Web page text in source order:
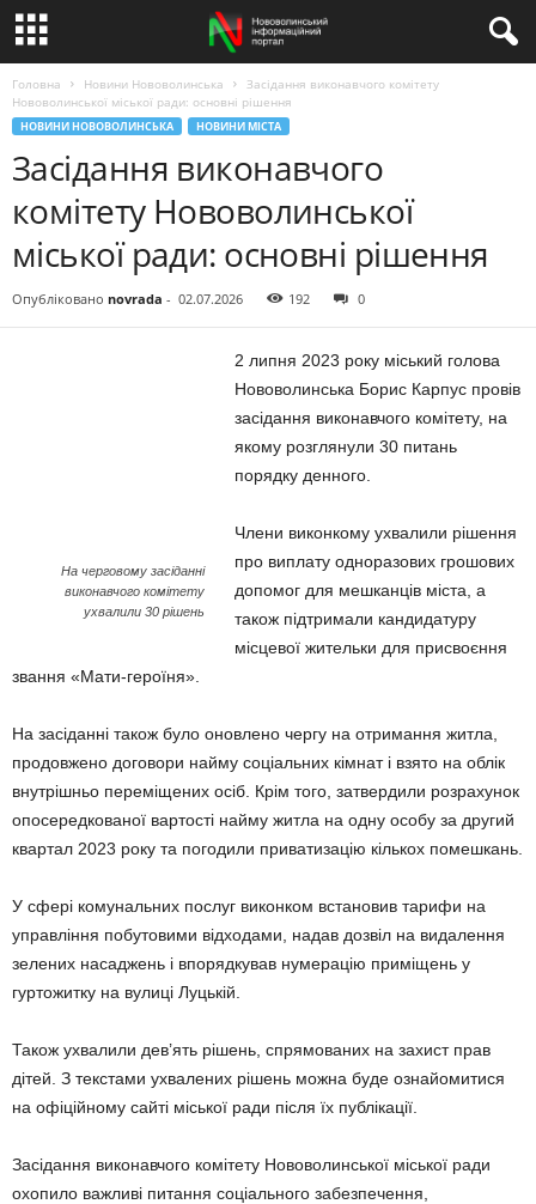
Головна Новини Нововолинська
Засідання виконавчого комітету
Нововолинської міської ради: основні рішення
НОВИНИ НОВОВОЛИНСЬКА НОВИНИ МІСТА
Засідання виконавчого
комітету Нововолинської
міської ради: основні рішення
Опубліковано novrada - 02.07.2026 192 0
На черговому засіданні
виконавчого комітету
ухвалили 30 рішень
2 липня 2023 року міський голова
Нововолинська Борис Карпус провів
засідання виконавчого комітету, на
якому розглянули 30 питань
порядку денного.
Члени виконкому ухвалили рішення
про виплату одноразових грошових
допомог для мешканців міста, а
також підтримали кандидатуру
місцевої жительки для присвоєння
звання «Мати-героїня».
На засіданні також було оновлено чергу на отримання житла,
продовжено договори найму соціальних кімнат і взято на облік
внутрішньо переміщених осіб. Крім того, затвердили розрахунок
опосередкованої вартості найму житла на одну особу за другий
квартал 2023 року та погодили приватизацію кількох помешкань.
У сфері комунальних послуг виконком встановив тарифи на
управління побутовими відходами, надав дозвіл на видалення
зелених насаджень і впорядкував нумерацію приміщень у
гуртожитку на вулиці Луцькій.
Також ухвалили дев’ять рішень, спрямованих на захист прав
дітей. З текстами ухвалених рішень можна буде ознайомитися
на офіційному сайті міської ради після їх публікації.
Засідання виконавчого комітету Нововолинської міської ради
охопило важливі питання соціального забезпечення,